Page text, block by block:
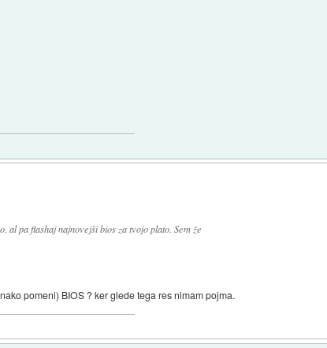
pa flashaj najnovejši bios za tvojo plato. Sem že
pomeni) BIOS ? ker glede tega res nimam pojma.